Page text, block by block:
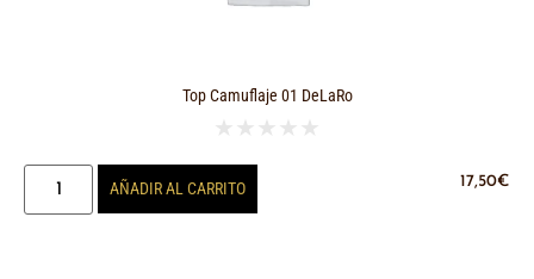
Top Camuflaje 01 DeLaRo
★ ★ ★ ★ ★
17,50€
AÑADIR AL CARRITO